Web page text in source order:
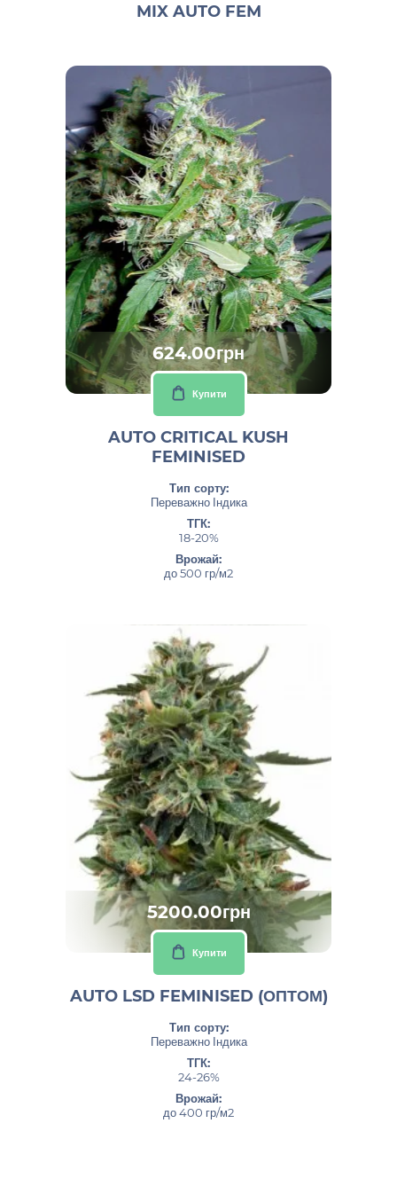
MIX AUTO FEM
624.00грн
Купити
AUTO CRITICAL KUSH
FEMINISED
Тип сорту:
Переважно Індика
ТГК:
18-20%
Врожай:
до 500 гр/м2
5200.00грн
Купити
AUTO LSD FEMINISED (ОПТОМ)
Тип сорту:
Переважно Індика
ТГК:
24-26%
Врожай:
до 400 гр/м2